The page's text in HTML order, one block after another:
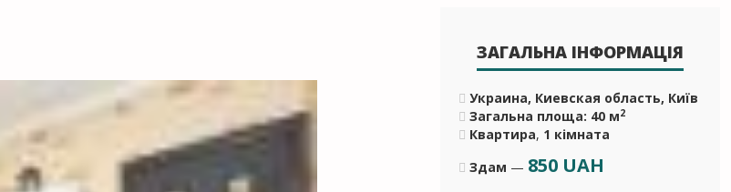
ЗАГАЛЬНА ІНФОРМАЦІЯ
Украина, Киевская область, Київ
Загальна площа: 40 м2
Квартира, 1 кімната
Здам — 850 UAH